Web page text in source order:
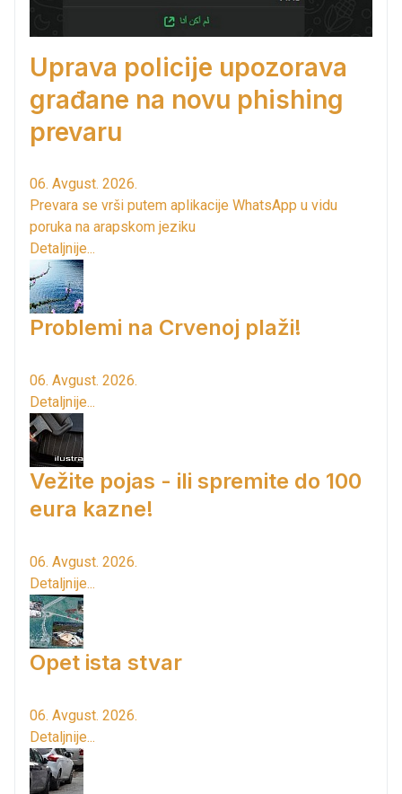
Uprava policije upozorava
građane na novu phishing
prevaru
06. Avgust. 2026.
Prevara se vrši putem aplikacije WhatsApp u vidu
poruka na arapskom jeziku
Detaljnije...
Problemi na Crvenoj plaži!
06. Avgust. 2026.
Detaljnije...
Vežite pojas - ili spremite do 100
eura kazne!
06. Avgust. 2026.
Detaljnije...
Opet ista stvar
06. Avgust. 2026.
Detaljnije...